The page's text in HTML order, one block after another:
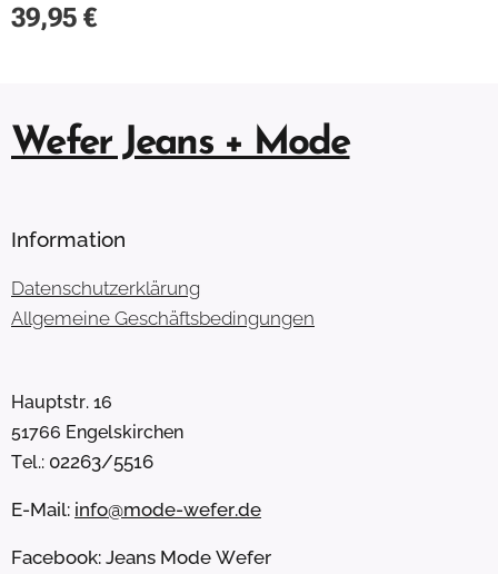
39,95 €
Wefer Jeans + Mode
Information
Datenschutzerklärung
Allgemeine Geschäftsbedingungen
Hauptstr. 16
51766 Engelskirchen
Tel.: 02263/5516
E-Mail: info@mode-wefer.de
Facebook: Jeans Mode Wefer